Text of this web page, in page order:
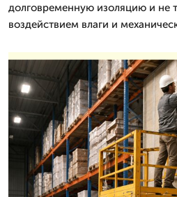
долговременную изоляцию и не
воздействием влаги и